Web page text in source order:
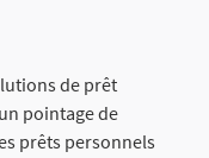
de prêt
pointage de
prêts personnels